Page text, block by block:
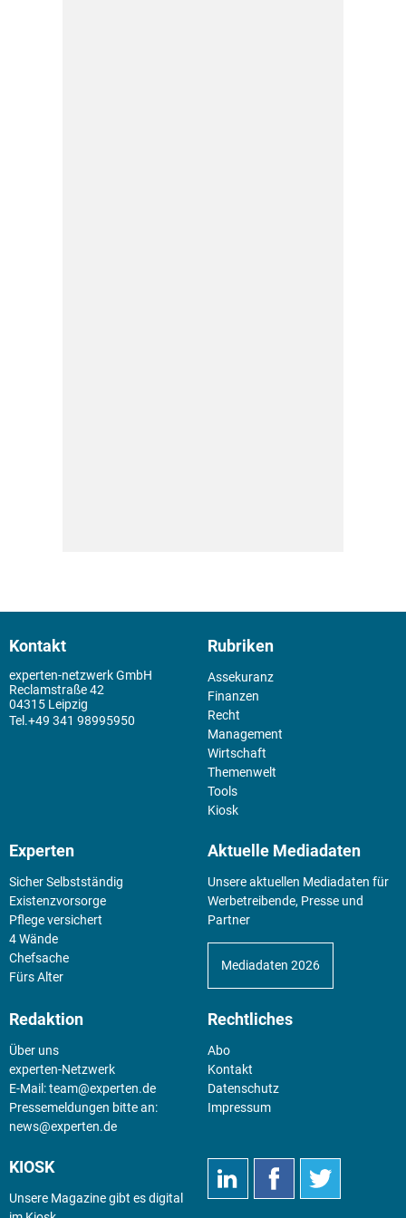
Kontakt
experten-netzwerk GmbH
Reclamstraße 42
04315 Leipzig
+49 341 98995950
Rubriken
Assekuranz
Finanzen
Recht
Management
Wirtschaft
Themenwelt
Tools
Kiosk
Experten
Sicher Selbstständig
Existenz­vorsorge
Pflege versichert
4 Wände
Chefsache
Fürs Alter
Aktuelle Mediadaten
Unsere aktuellen Mediadaten für
Werbetreibende, Presse und
Partner
Mediadaten 2026
Redaktion
Über uns
experten-Netzwerk
E-Mail:team@experten.de
Pressemeldungen bitte an:
news@experten.de
Rechtliches
Abo
Kontakt
Datenschutz
Impressum
KIOSK
Unsere Magazine gibt es digital